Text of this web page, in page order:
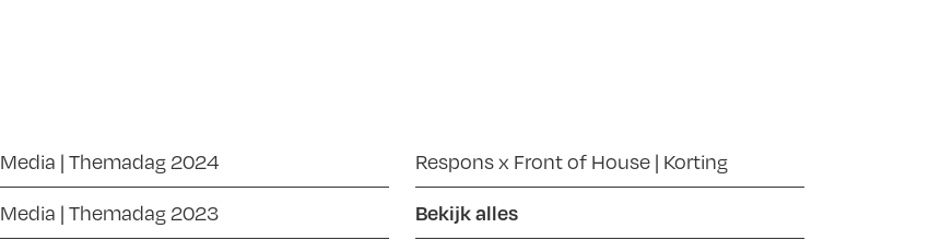
Media | Themadag 2024
Media | Themadag 2023
Respons x Front of House | Korting
Bekijk alles